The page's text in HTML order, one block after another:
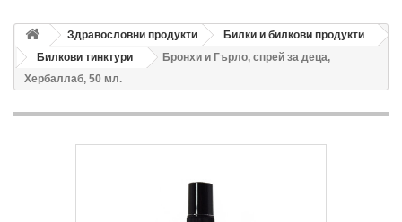
Здравословни продукти
Билки и билкови продукти
Билкови тинктури
Бронхи и Гърло, спрей за деца,
Хербаллаб, 50 мл.